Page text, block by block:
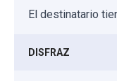
El destinatario
DISFRAZ